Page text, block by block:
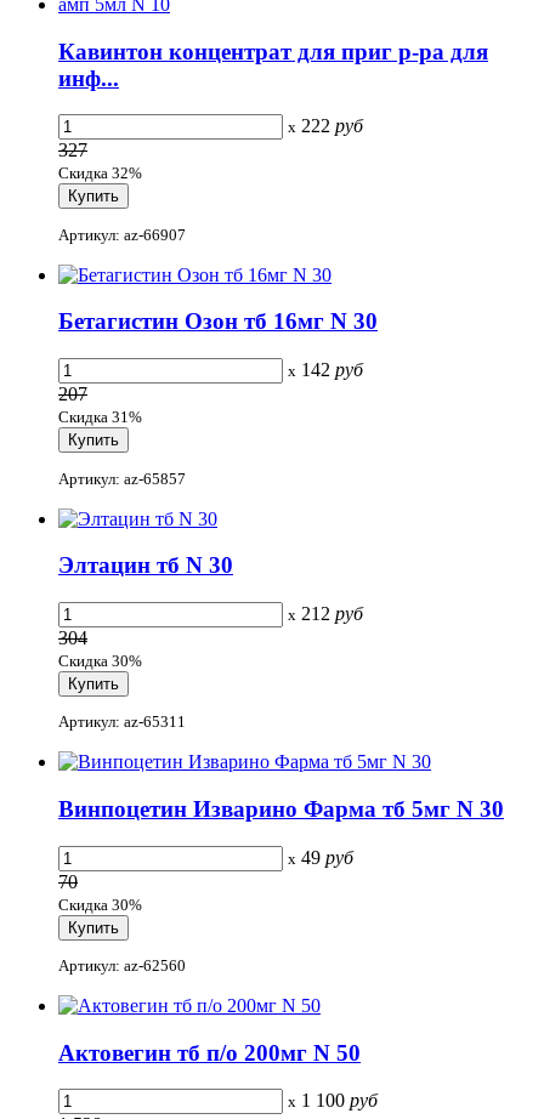
Кавинтон концентрат для приг р-ра для
инф...
x 222 руб
327
Скидка 32%
Артикул: az-66907
Бетагистин Озон тб 16мг N 30
x 142 руб
207
Скидка 31%
Артикул: az-65857
Элтацин тб N 30
x 212 руб
304
Скидка 30%
Артикул: az-65311
Винпоцетин Изварино Фарма тб 5мг N 30
x 49 руб
70
Скидка 30%
Артикул: az-62560
Актовегин тб п/о 200мг N 50
x 1 100 руб